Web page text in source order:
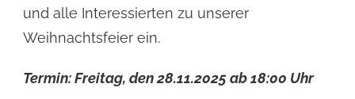
und alle Interessierten zu unserer
Weihnachtsfeier ein.
Termin: Freitag, den 28.11.2025 ab 18:00 Uhr